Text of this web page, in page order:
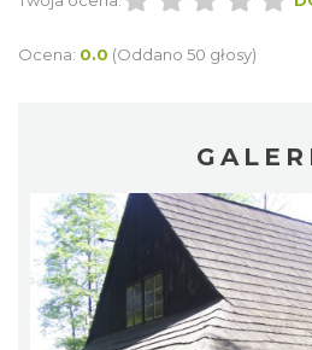
Ocena: 0.0 (Oddano 50 głosy)